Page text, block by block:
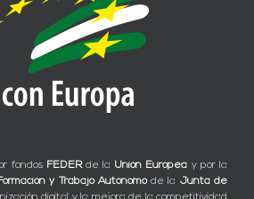
fondos FEDERde la Unión Europea y por la
y Trabajo Autónomode la Junta de